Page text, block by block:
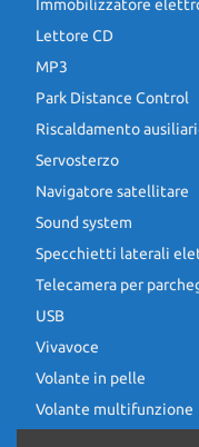
Immobilizzatore
Lettore CD
MP3
Park Distance Control
Riscaldamento
Servosterzo
Navigatore satellitare
Sound system
Specchietti laterali
Telecamera per
USB
Vivavoce
Volante in pelle
Volante multifunzione